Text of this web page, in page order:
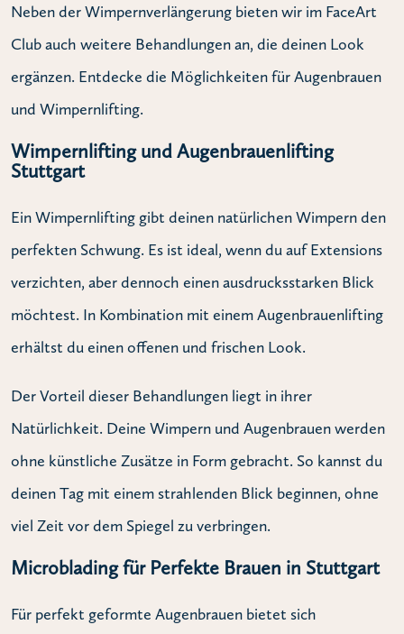
Neben der Wimpernverlängerung bieten wir im FaceArt
Club auch weitere Behandlungen an, die deinen Look
ergänzen. Entdecke die Möglichkeiten für Augenbrauen
und Wimpernlifting.
Wimpernlifting und Augenbrauenlifting
Stuttgart
Ein Wimpernlifting gibt deinen natürlichen Wimpern den
perfekten Schwung. Es ist ideal, wenn du auf Extensions
verzichten, aber dennoch einen ausdrucksstarken Blick
möchtest. In Kombination mit einem Augenbrauenlifting
erhältst du einen offenen und frischen Look.
Der Vorteil dieser Behandlungen liegt in ihrer
Natürlichkeit. Deine Wimpern und Augenbrauen werden
ohne künstliche Zusätze in Form gebracht. So kannst du
deinen Tag mit einem strahlenden Blick beginnen, ohne
viel Zeit vor dem Spiegel zu verbringen.
Microblading für Perfekte Brauen in Stuttgart
Für perfekt geformte Augenbrauen bietet sich